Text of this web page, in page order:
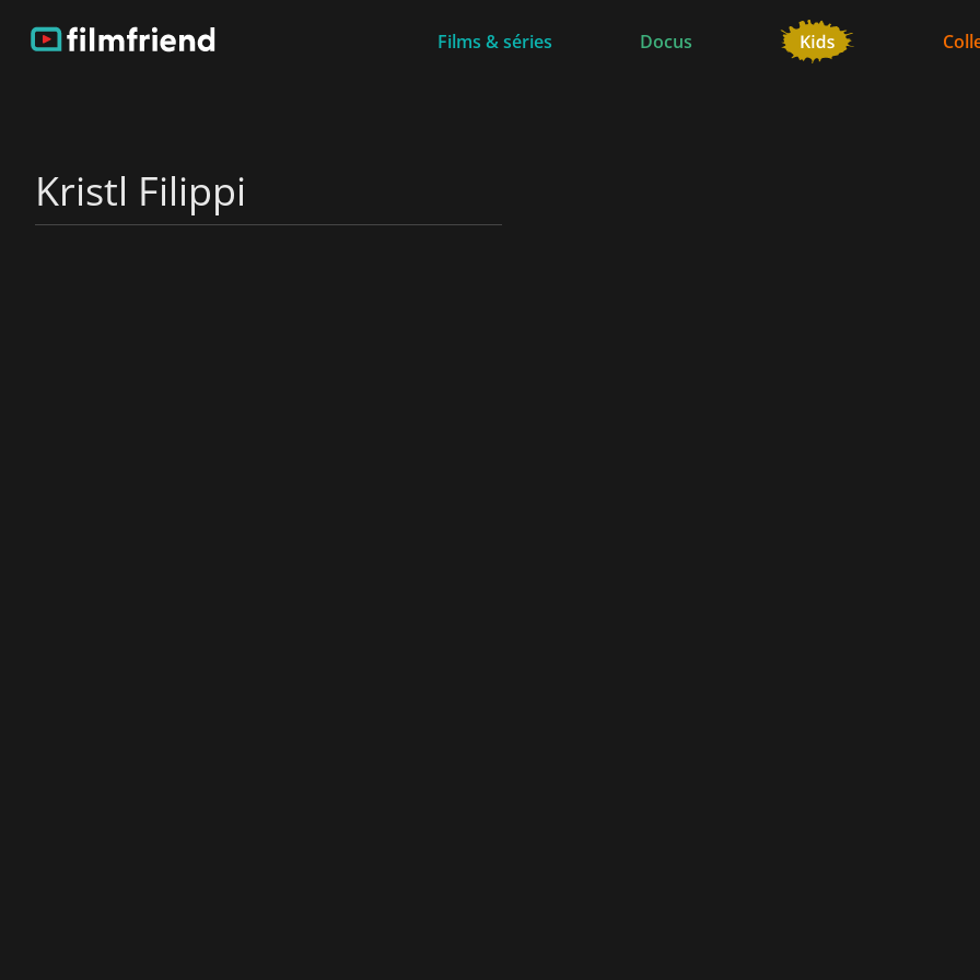
Films & séries Docus
Kristl Filippi